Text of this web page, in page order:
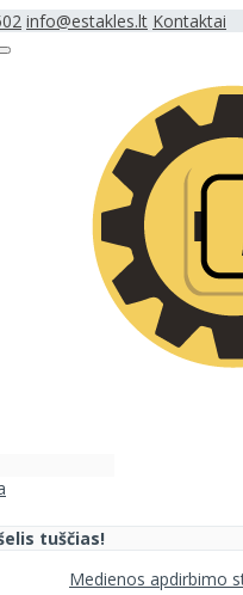
info@estakles.lt Kontaktai
tuščias!
Medienos apdirbimo